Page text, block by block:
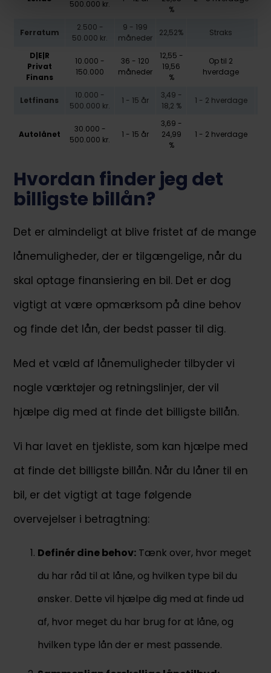
500.000 kr.
%
Ferratum
2.500 -
50.000 kr.
9 - 199
måneder
22,52% Straks
D|E|R
Privat
Finans
10.000 -
150.000
36 - 120
måneder
12,55 -
19,56
%
Op til 2
hverdage
Letfinans
10.000 -
500.000 kr.
1 - 15 år
3,49 -
18,2 %
1 - 2 hverdage
Autolånet
30.000 -
500.000 kr.
1 - 15 år
3,69 -
24,99
%
1 - 2 hverdage
Hvordan finder jeg det
billigste billån?
Det er almindeligt at blive fristet af de mange
lånemuligheder, der er tilgængelige, når du
skal optage finansiering en bil. Det er dog
vigtigt at være opmærksom på dine behov
og finde det lån, der bedst passer til dig.
Med et væld af lånemuligheder tilbyder vi
nogle værktøjer og retningslinjer, der vil
hjælpe dig med at finde det billigste billån.
Vi har lavet en tjekliste, som kan hjælpe med
at finde det billigste billån. Når du låner til en
bil, er det vigtigt at tage følgende
overvejelser i betragtning:
Definér dine behov: Tænk over, hvor meget
du har råd til at låne, og hvilken type bil du
ønsker. Dette vil hjælpe dig med at finde ud
af, hvor meget du har brug for at låne, og
hvilken type lån der er mest passende.